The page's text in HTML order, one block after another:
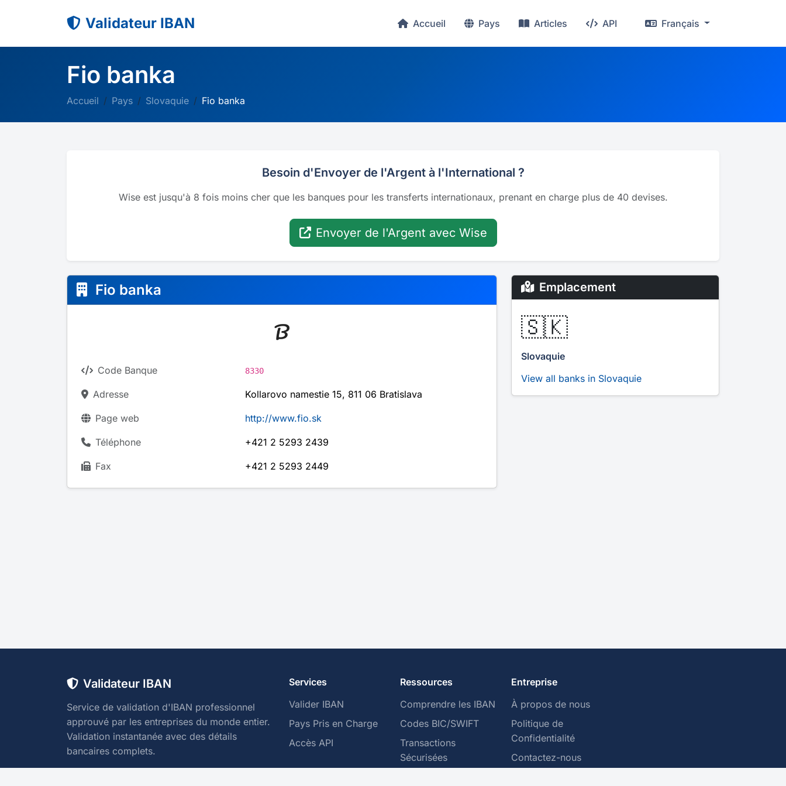
Validateur IBAN Accueil Pays Articles API Français
Fio banka
Accueil Pays Slovaquie Fio banka
Besoin d'Envoyer de l'Argent à l'International ?
Wise est jusqu'à 8 fois moins cher que les banques pour les transferts internationaux, prenant en charge plus de 40 devises.
Envoyer de l'Argent avec Wise
Fio banka
Code Banque 8330
Adresse Kollarovo namestie 15, 811 06 Bratislava
Page web http://www.fio.sk
Téléphone +421 2 5293 2439
Fax +421 2 5293 2449
Emplacement
🇸🇰
Slovaquie
View all banks in Slovaquie
Validateur IBAN
Service de validation d'IBAN professionnel
approuvé par les entreprises du monde entier.
Validation instantanée avec des détails
bancaires complets.
Services
Valider IBAN
Pays Pris en Charge
Accès API
Ressources
Comprendre les IBAN
Codes BIC/SWIFT
Transactions
Sécurisées
Entreprise
À propos de nous
Politique de
Confidentialité
Contactez-nous